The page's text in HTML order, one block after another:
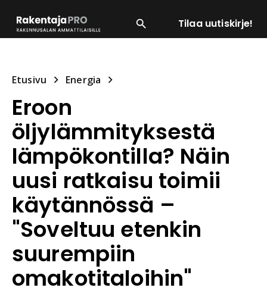
Tilaa uutiskirje!
Etusivu Energia
Eroon
öljylämmityksestä
lämpökontilla? Näin
uusi ratkaisu toimii
käytännössä –
"Soveltuu etenkin
suurempiin
omakotitaloihin"